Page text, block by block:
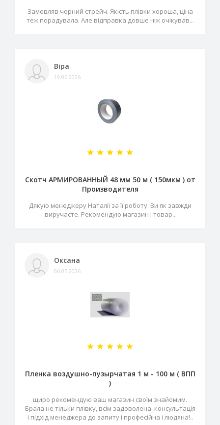
Замовляв чорний стрейч. Якість плівки хороша, ціна
теж порадувала. Але відправка довше ніж очікував...
Віра
19.06.2026
Скотч АРМИРОВАННЫЙ 48 мм 50 м ( 150мкм ) от
Производителя
Дякую менеджеру Наталії за її роботу. Ви як завжди
виручаєте. Рекомендую магазин і товар..
Оксана
06.05.2026
Пленка воздушно-пузырчатая 1 м - 100 м ( ВПП
)
щиро рекомендую ваш магазин своїм знайомим.
Брала не тільки плівку, всім задоволена. консультація
і підхід менеджера до запиту і професійна і людяна!..